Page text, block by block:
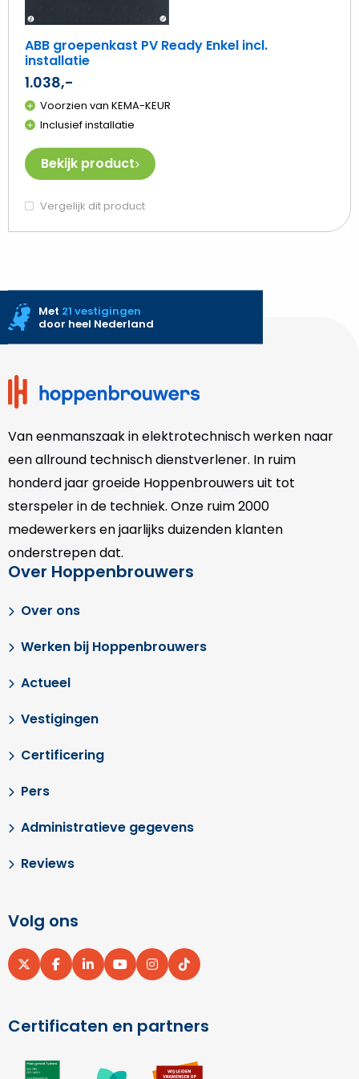
ABB groepenkast PV Ready Enkel incl.
installatie
1.038,-
Voorzien van KEMA-KEUR
Inclusief installatie
Bekijk product
Vergelijk dit product
Site
Met 21 vestigingen
door heel Nederland
Van eenmanszaak in elektrotechnisch werken naar
een allround technisch dienstverlener. In ruim
honderd jaar groeide Hoppenbrouwers uit tot
sterspeler in de techniek. Onze ruim 2000
medewerkers en jaarlijks duizenden klanten
onderstrepen dat.
Over Hoppenbrouwers
Over ons
Werken bij Hoppenbrouwers
Actueel
Vestigingen
Certificering
Pers
Administratieve gegevens
Reviews
Volg ons
Ga
Ga
Ga
Ga
Ga
Ga
Certificaten en partners
Ga